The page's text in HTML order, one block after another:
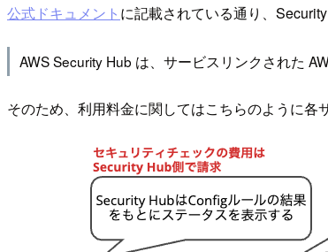
公式ドキュメント に記載されている通り、
AWS Security Hub は、サービスリンクされた
そのため、利用料金に関してはこちらのように各